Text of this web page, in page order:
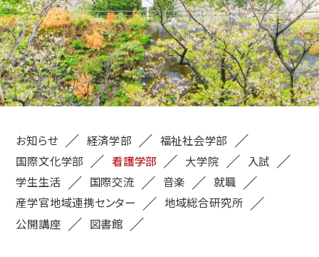
お知らせ 経済学部
福祉社会学部
国際文化学部
看護学部 大学院
入試
学生生活
国際交流 音楽
就職
産学官地域連携センター
地域総合研究所
公開講座
図書館